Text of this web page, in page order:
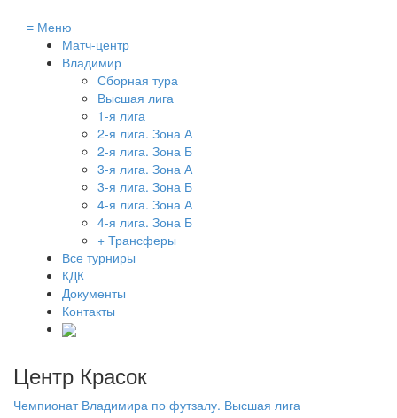
≡ Меню
Матч-центр
Владимир
Сборная тура
Высшая лига
1-я лига
2-я лига. Зона А
2-я лига. Зона Б
3-я лига. Зона А
3-я лига. Зона Б
4-я лига. Зона А
4-я лига. Зона Б
+ Трансферы
Все турниры
КДК
Документы
Контакты
Центр Красок
Чемпионат Владимира по футзалу. Высшая лига